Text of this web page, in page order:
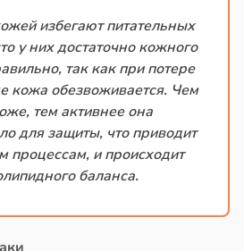
избегают питательных
у них достаточно кожного
так как при потере
кожа обезвоживается. Чем
тем активнее она
для защиты, что приводит
процессам, и происходит
баланса.